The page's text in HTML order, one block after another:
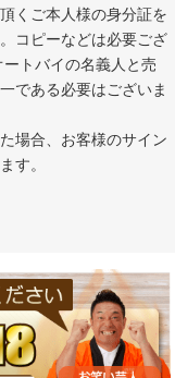
くご本人様の身分証を
コピーなどは必要ござ
である必要はございま
場合、お客様のサイン
す。